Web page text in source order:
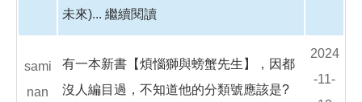
未來)... 繼續閱讀
sami
nan
有一本新書【煩惱獅與螃蟹先生】，因都
沒人編目過，不知道他的分類號應該是?
2024
-11-